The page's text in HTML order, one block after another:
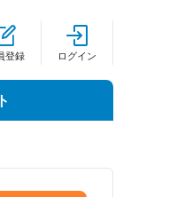
登録 ログイン